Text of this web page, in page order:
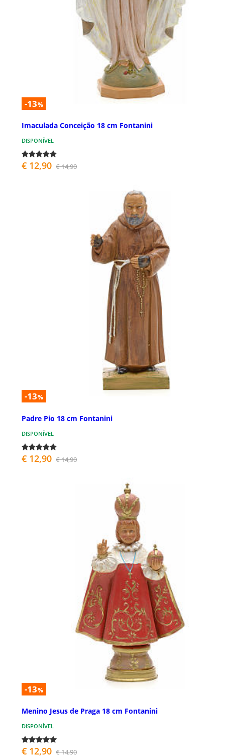
-13%
Imaculada Conceição 18 cm Fontanini
DISPONÍVEL
€ 12,90 € 14,90
-13%
Padre Pio 18 cm Fontanini
DISPONÍVEL
€ 12,90 € 14,90
-13%
Menino Jesus de Praga 18 cm Fontanini
DISPONÍVEL
€ 12,90 € 14,90